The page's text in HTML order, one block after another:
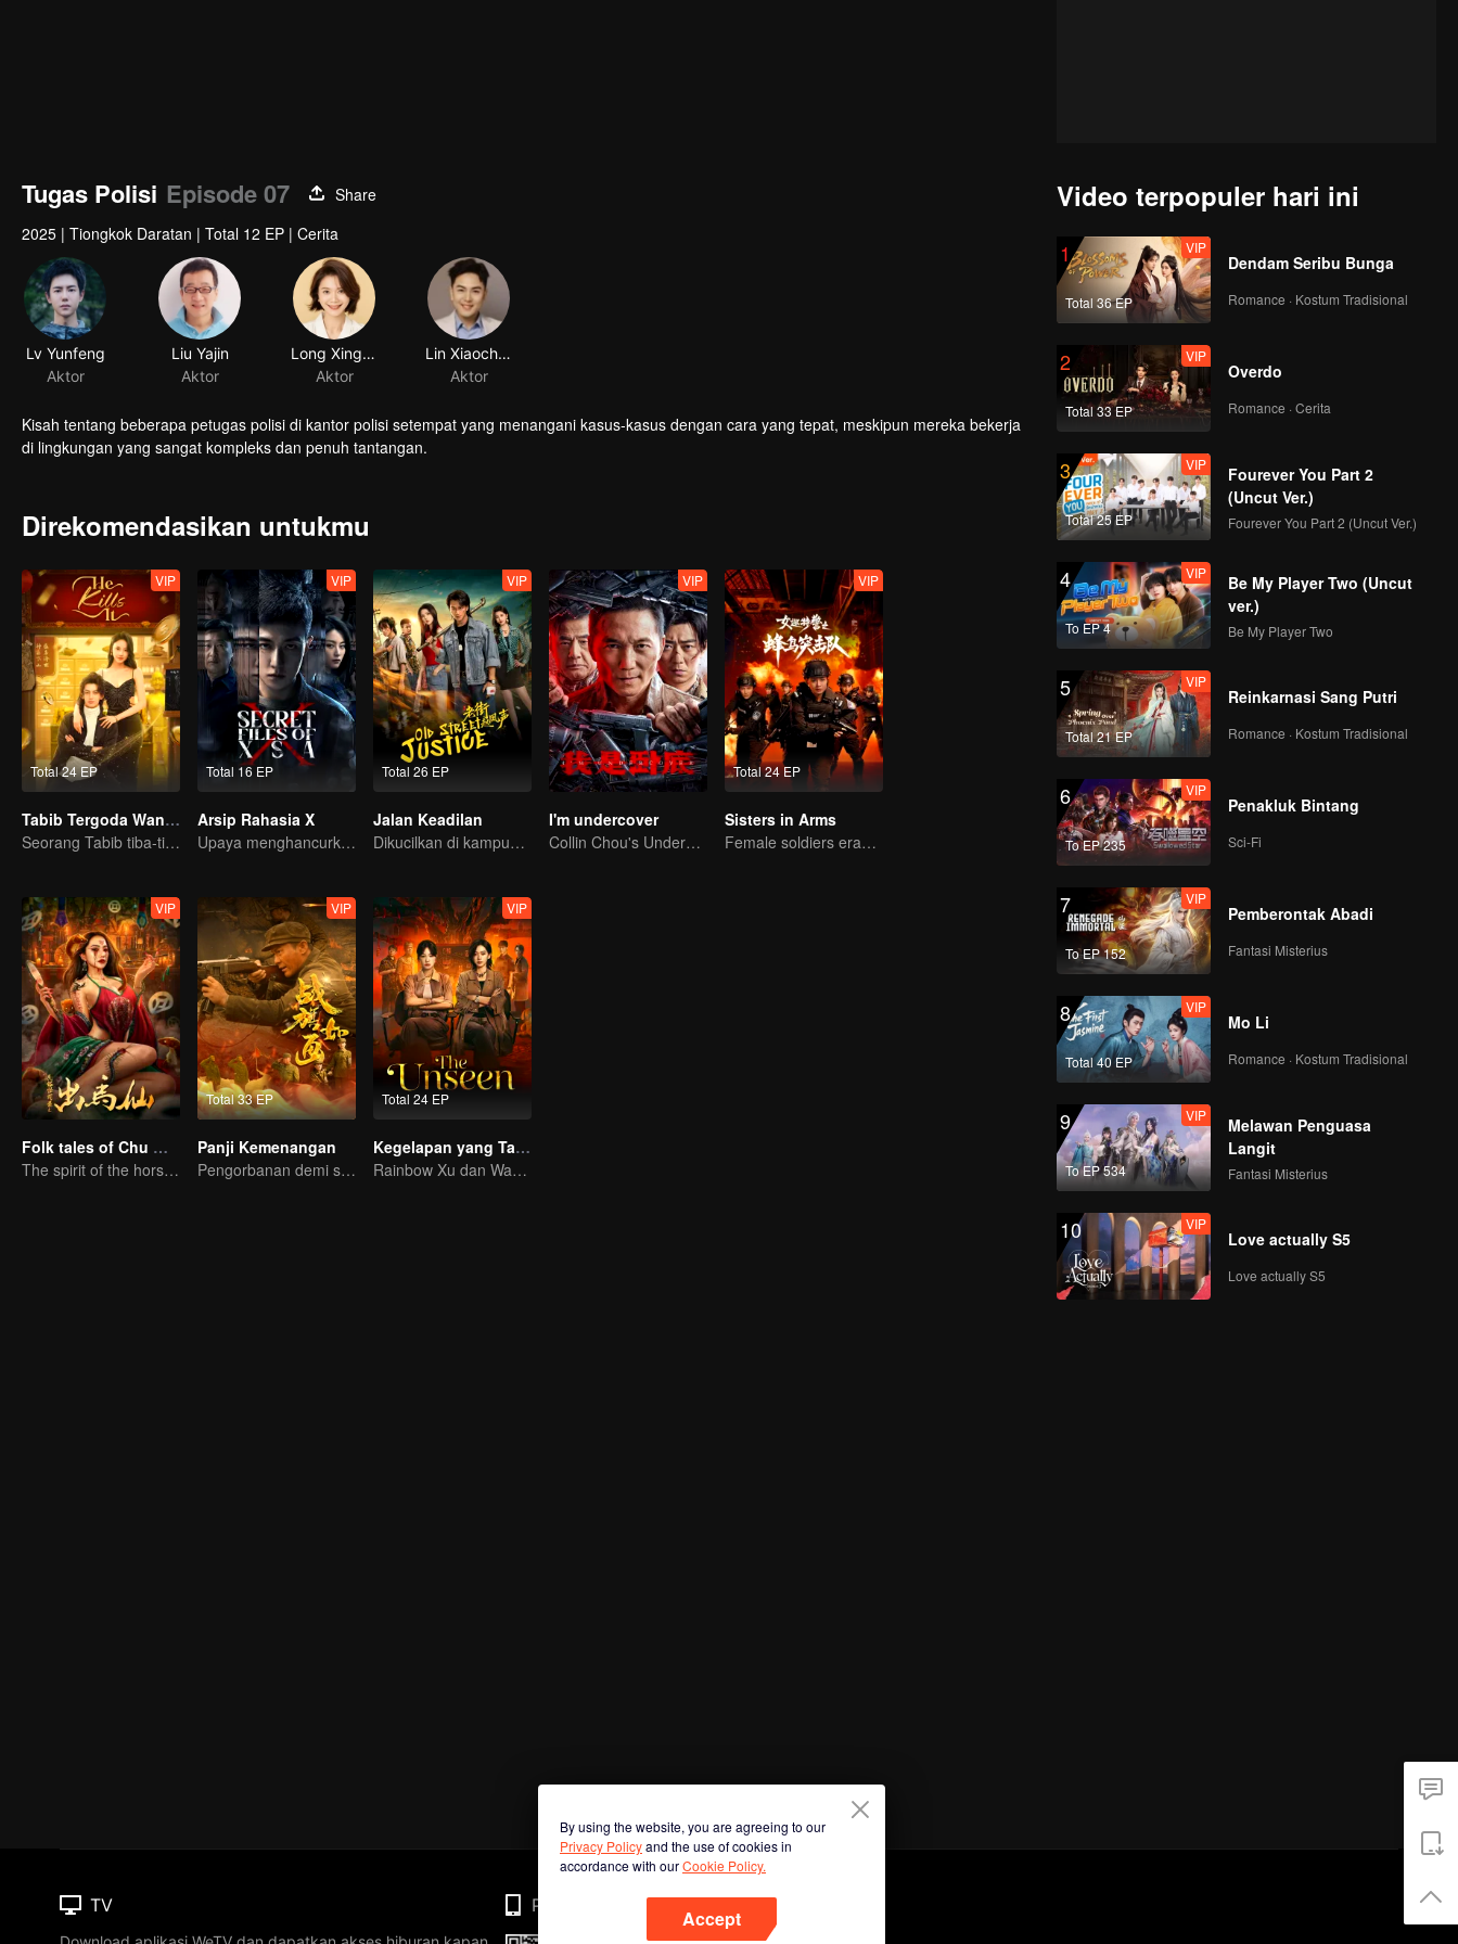
Tugas Polisi Episode 07
Share
2025 | Tiongkok Daratan | Total 12 EP | Cerita
Lv Yunfeng
Aktor
Liu Yajin
Aktor
Long Xingyu
Aktor
Lin Xiaochen
Aktor
Kisah tentang beberapa petugas polisi di kantor polisi setempat yang menangani kasus-kasus dengan cara yang tepat, meskipun mereka bekerja
di lingkungan yang sangat kompleks dan penuh tantangan.
Direkomendasikan untukmu
Total 24 EP
VIP
Tabib Tergoda Wanita Cantik (English Ver.)
Seorang Tabib tiba-tiba direbutkan banyak wanita cantik?!
Total 16 EP
VIP
Arsip Rahasia X
Upaya menghancurkan rencana busuk mata-mata!
Total 26 EP
VIP
Jalan Keadilan
Dikucilkan di kampung halaman, apakah dia bisa kembali mendapatkan kepercayaan?
VIP
I'm undercover
Collin Chou's Undercover War
Total 24 EP
VIP
Sisters in Arms
Female soldiers eradicating crime
VIP
Folk tales of Chu Maxian
The spirit of the horse sacrifices a young girl to pray for immortality
Total 33 EP
VIP
Panji Kemenangan
Pengorbanan demi sebuah kemenangan
Total 24 EP
VIP
Kegelapan yang Tak Terlihat
Rainbow Xu dan Wang Xiaoyunzi kerja sama untuk mengungkap kasus-kasus misterius di Asia Tenggara!
Video terpopuler hari ini
1
Total 36 EP
VIP
Dendam Seribu Bunga
Romance · Kostum Tradisional
2
Total 33 EP
VIP
Overdo
Romance · Cerita
3
Total 25 EP
VIP
Fourever You Part 2
(Uncut Ver.)
Fourever You Part 2 (Uncut Ver.)
4
To EP 4
VIP
Be My Player Two (Uncut
ver.)
Be My Player Two
5
Total 21 EP
VIP
Reinkarnasi Sang Putri
Romance · Kostum Tradisional
6
To EP 235
VIP
Penakluk Bintang
Sci-Fi
7
To EP 152
VIP
Pemberontak Abadi
Fantasi Misterius
8
Total 40 EP
VIP
Mo Li
Romance · Kostum Tradisional
9
To EP 534
VIP
Melawan Penguasa
Langit
Fantasi Misterius
10 VIP
Love actually S5
Love actually S5
By using the website, you are agreeing to our
Privacy Policyand the use of cookies in
accordance with ourCookie Policy.
Accept
TV Phone